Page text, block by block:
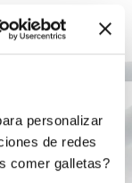
personalizar
de redes
comer galletas?
aartistas
como
serio. Sin